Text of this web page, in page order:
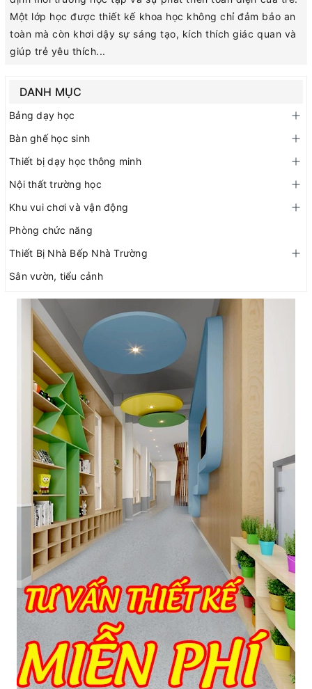
Một lớp học được thiết kế khoa học không chỉ đảm bảo an
toàn mà còn khơi dậy sự sáng tạo, kích thích giác quan và
giúp trẻ yêu thích...
DANH MỤC
Bảng dạy học
Bàn ghế học sinh
Thiết bị dạy học thông minh
Nội thất trường học
Khu vui chơi và vận động
Phòng chức năng
Thiết Bị Nhà Bếp Nhà Trường
Sân vườn, tiểu cảnh